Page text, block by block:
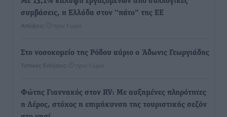
συμβάσεις, η Ελλάδα στον “πάτο” της ΕΕ
Απόψεις πριν 1 ώρα
Στο νοσοκομείο της Ρόδου αύριο ο Άδωνις Γεωργιάδης
Τοπικές Ειδήσεις πριν 1 ώρα
Φώτης Γιαννακός στον RV: Με αυξημένες πληρότητες
η Λέρος, στόχος η επιμήκυνση της τουριστικής σεζόν